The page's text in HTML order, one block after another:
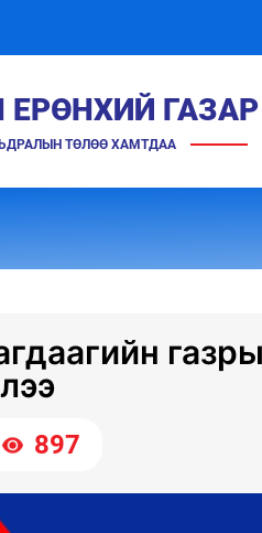
ГАЗАР
ТӨЛӨӨ ХАМТДАА
897